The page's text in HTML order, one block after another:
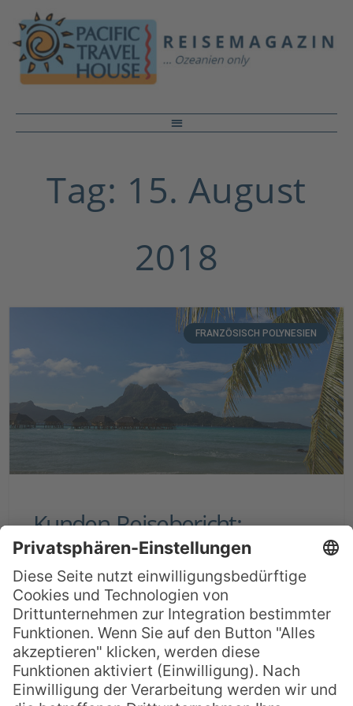
Tag: 15. August
2018
FRANZÖSISCH POLYNESIEN
Kunden-Reisebericht:
Flitterwochen in Französisch-
Polynesien Juni 2018
Vom 19.06.2018 – 05.07.2018 verbrachten
wir unsere Flitterwochen in Französisch-
Polynesien genauer gesagt auf Moorea,